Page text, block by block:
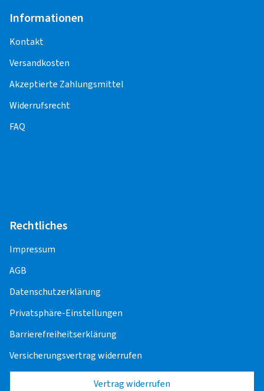
Informationen
Kontakt
Versandkosten
Akzeptierte Zahlungsmittel
Widerrufsrecht
FAQ
Rechtliches
Impressum
AGB
Datenschutzerklärung
Privatsphäre-Einstellungen
Barrierefreiheitserklärung
Versicherungsvertrag widerrufen
Vertrag widerrufen